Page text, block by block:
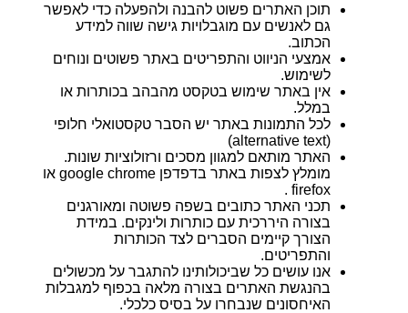
תוכן האתרים פשוט להבנה ולהפעלה כדי לאפשר
גם לאנשים עם מוגבלויות גישה שווה למידע
הכתוב.
אמצעי הניווט והתפריטים באתר פשוטים ונוחים
לשימוש.
אין באתר שימוש בטקסט מהבהב בכותרות או
במלל.
לכל התמונות באתר יש הסבר טקסטואלי חלופי
(alternative text)
האתר מותאם למגוון מסכים ורזולוציות שונות.
מומלץ לצפות באתר בדפדפן google chrome או
firefox .
תכני האתר כתובים בשפה פשוטה ומאורגנים
בצורה היררכית עם כותרות ולינקים. במידת
הצורך קיימים הסברים לצד הכותרות
והתפריטים.
אנו עושים כל שביכולותינו להתגבר על מכשולים
בהנגשת האתרים בצורה מלאה בכפוף למגבלות
האיחסונים שנבחרו על בסיס כלכלי.